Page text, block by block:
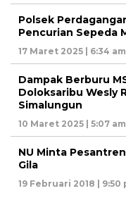
Polsek
Pencurian Sepeda
17 Maret 2025 | 6:34
Dampak Berburu
Doloksaribu Wesly
Simalungun
10 Maret 2025 | 5:07
NU Minta
Gila
19 Februari 2018 | 9:50